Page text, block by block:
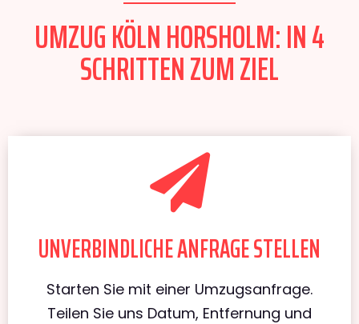
UMZUG KÖLN HORSHOLM: IN 4
SCHRITTEN ZUM ZIEL
UNVERBINDLICHE ANFRAGE STELLEN
Starten Sie mit einer Umzugsanfrage.
Teilen Sie uns Datum, Entfernung und